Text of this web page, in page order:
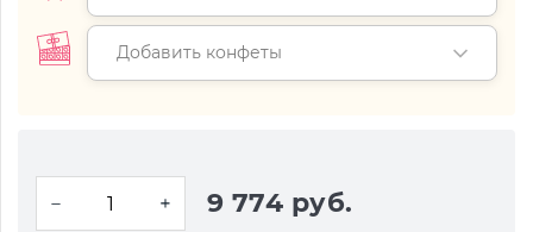
Добавить конфеты
9 774 руб.